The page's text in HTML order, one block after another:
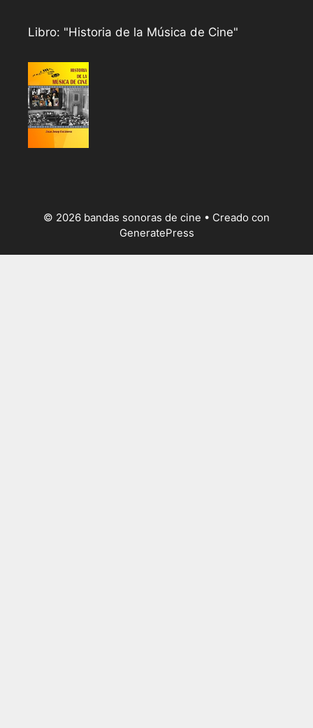
Libro: "Historia de la Música de Cine"
© 2026 bandas sonoras de cine • Creado con
GeneratePress